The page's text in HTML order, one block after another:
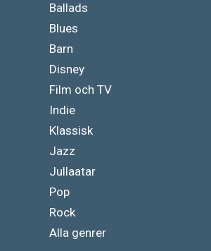
Ballads
Blues
Barn
Disney
Film och TV
Indie
Klassisk
Jazz
Jullaatar
Pop
Rock
Alla genrer